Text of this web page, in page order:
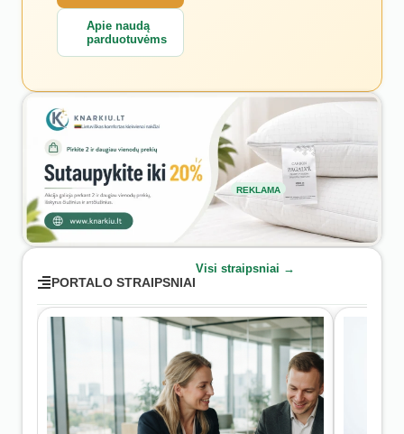
Apie naudą
parduotuvėms
REKLAMA
PORTALO STRAIPSNIAI
Visi straipsniai →